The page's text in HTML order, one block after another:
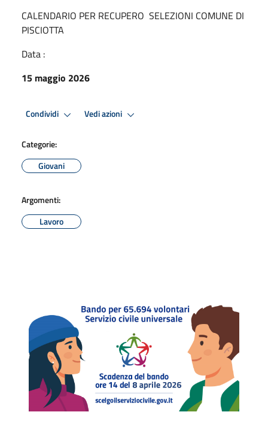
CALENDARIO PER RECUPERO SELEZIONI COMUNE DI
PISCIOTTA
Data :
15 maggio 2026
Condividi Vedi azioni
Categorie:
Giovani
Argomenti:
Lavoro